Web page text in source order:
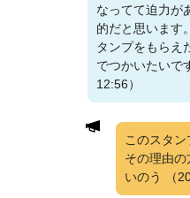
なってて迫力が
的だと思います
タンプをもらえ
でつかいたいで
12:56）
このスタ
その理由
いのう
（